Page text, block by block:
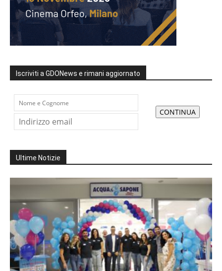
Iscriviti a GDONews e rimani aggiornato
Ultime Notizie